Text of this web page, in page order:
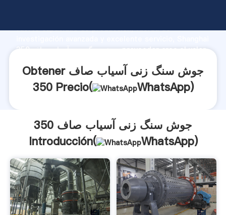
fuerte capacidad de producción, fuerza de
جوش سنگ زنی آسیاب صاف 350 proveedor crea el valor
Obtener جوش سنگ زنی آسیاب صاف
350 Precio(
WhatsApp)
جوش سنگ زنی آسیاب صاف 350
Introducción(
WhatsApp)